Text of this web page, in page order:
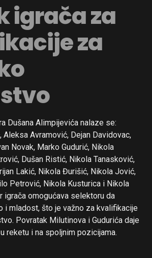
igrača za
za
Dušana Alimpijevića nalaze se:
Aleksa Avramović, Dejan Davidovac,
Novak, Marko Gudurić, Nikola
Dušan Ristić, Nikola Tanasković,
Lakić, Nikola Đurišić, Nikola Jović,
Petrović, Nikola Kusturica i Nikola
igrača omogućava selektoru da
i mladost, što je važno za kvalifikacije
Povratak Milutinova i Gudurića daje
reketu i na spoljnim pozicijama.